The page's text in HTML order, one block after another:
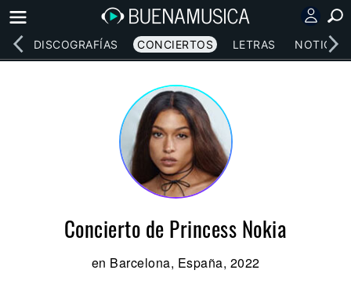
DISCOGRAFÍAS CONCIERTOS LETRAS NOTICIAS
Concierto de Princess Nokia
en Barcelona, España, 2022